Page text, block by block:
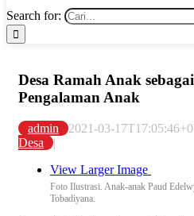
Search for:
Desa Ramah Anak
Pengalaman Anak
admin 2021-03-
Desa
|
View Larger Image
Foto Ilustrasi. Anak-anak Paud
Tobadiyana.